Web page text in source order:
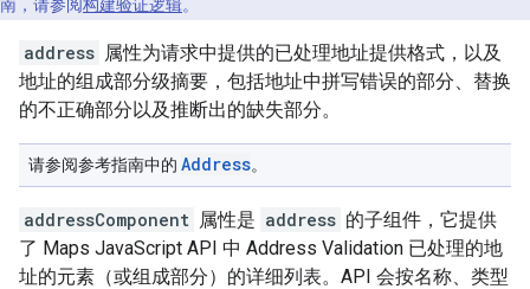
南，请参阅构建验证逻辑。
address 属性为请求中提供的已处理地址提供格式，以及
地址的组成部分级摘要，包括地址中拼写错误的部分、替换
的不正确部分以及推断出的缺失部分。
请参阅参考指南中的 Address。
addressComponent 属性是 address 的子组件，它提供
了 Maps JavaScript API 中 Address Validation 已处理的地
址的元素（或组成部分）的详细列表。API 会按名称、类型